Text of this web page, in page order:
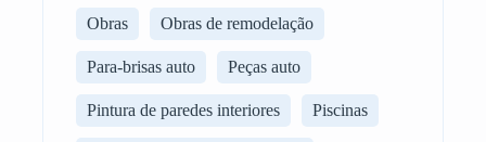
Obras Obras de remodelação
Para-brisas auto Peças auto
Pintura de paredes interiores Piscinas